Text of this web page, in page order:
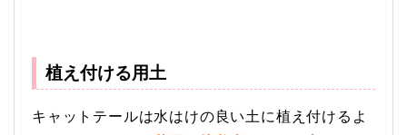
植え付ける用土
キャットテールは水はけの良い土に植え付けるよ